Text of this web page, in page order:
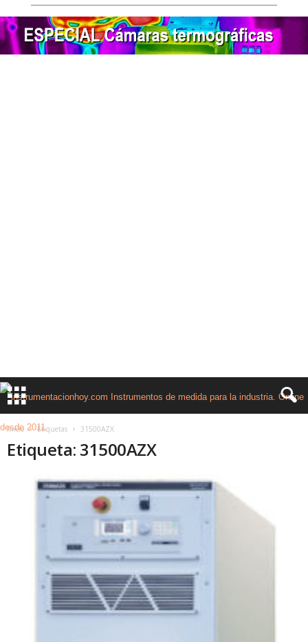
Inicio Etiquetas 31500AZX
Etiqueta: 31500AZX